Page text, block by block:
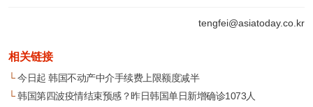
tengfei@asiatoday.co.kr
相关链接
└今日起 韩国不动产中介手续费上限额度减半
└韩国第四波疫情结束预感？昨日韩国单日新增确诊1073人